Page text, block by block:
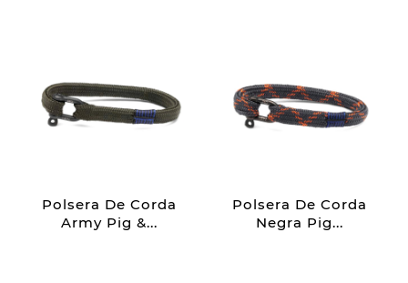
Polsera De Corda
Army Pig &...
Polsera De Corda
Negra Pig...